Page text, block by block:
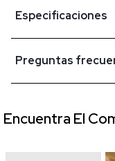
Especificaciones
Preguntas
Encuentra El